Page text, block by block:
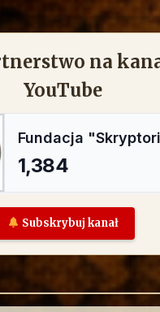
na
YouTube
Subskrybuj kanał